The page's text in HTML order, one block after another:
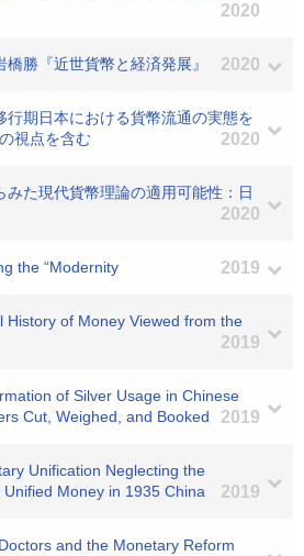
2020
勝『近世貨幣と経済発展』 2020
行期日本における貨幣流通の実態を
視点を含む
2020
た現代貨幣理論の適用可能性：日
2020
the “Modernity 2019
History of Money Viewed from the
2019
of Silver Usage in Chinese
Cut, Weighed, and Booked
2019
Unification Neglecting the
Money in 1935 China
2019
and the Monetary Reform